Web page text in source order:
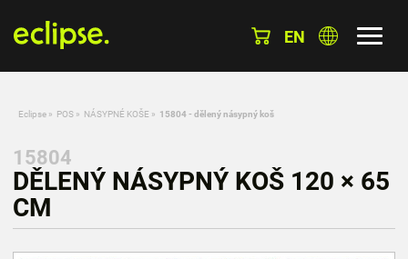
EN
Eclipse » POS » NÁSYPNÉ KOŠE » 15804 - dělený násypný koš
15804
DĚLENÝ NÁSYPNÝ KOŠ 120 × 65
CM